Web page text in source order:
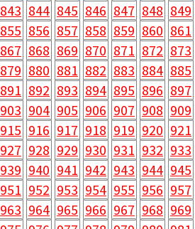
843 844 845 846 847 848 849
855 856 857 858 859 860 861
867 868 869 870 871 872 873
879 880 881 882 883 884 885
891 892 893 894 895 896 897
903 904 905 906 907 908 909
915 916 917 918 919 920 921
927 928 929 930 931 932 933
939 940 941 942 943 944 945
951 952 953 954 955 956 957
963 964 965 966 967 968 969